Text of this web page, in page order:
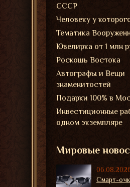
СССР
Человеку у
Тематика
Ювелирка от 1 млн
Роскошь Востока
Автографы и Вещи
знаменитостей
Подарки 100% в
Инвестиционные
одном экземпляре
Мировые
Смарт-